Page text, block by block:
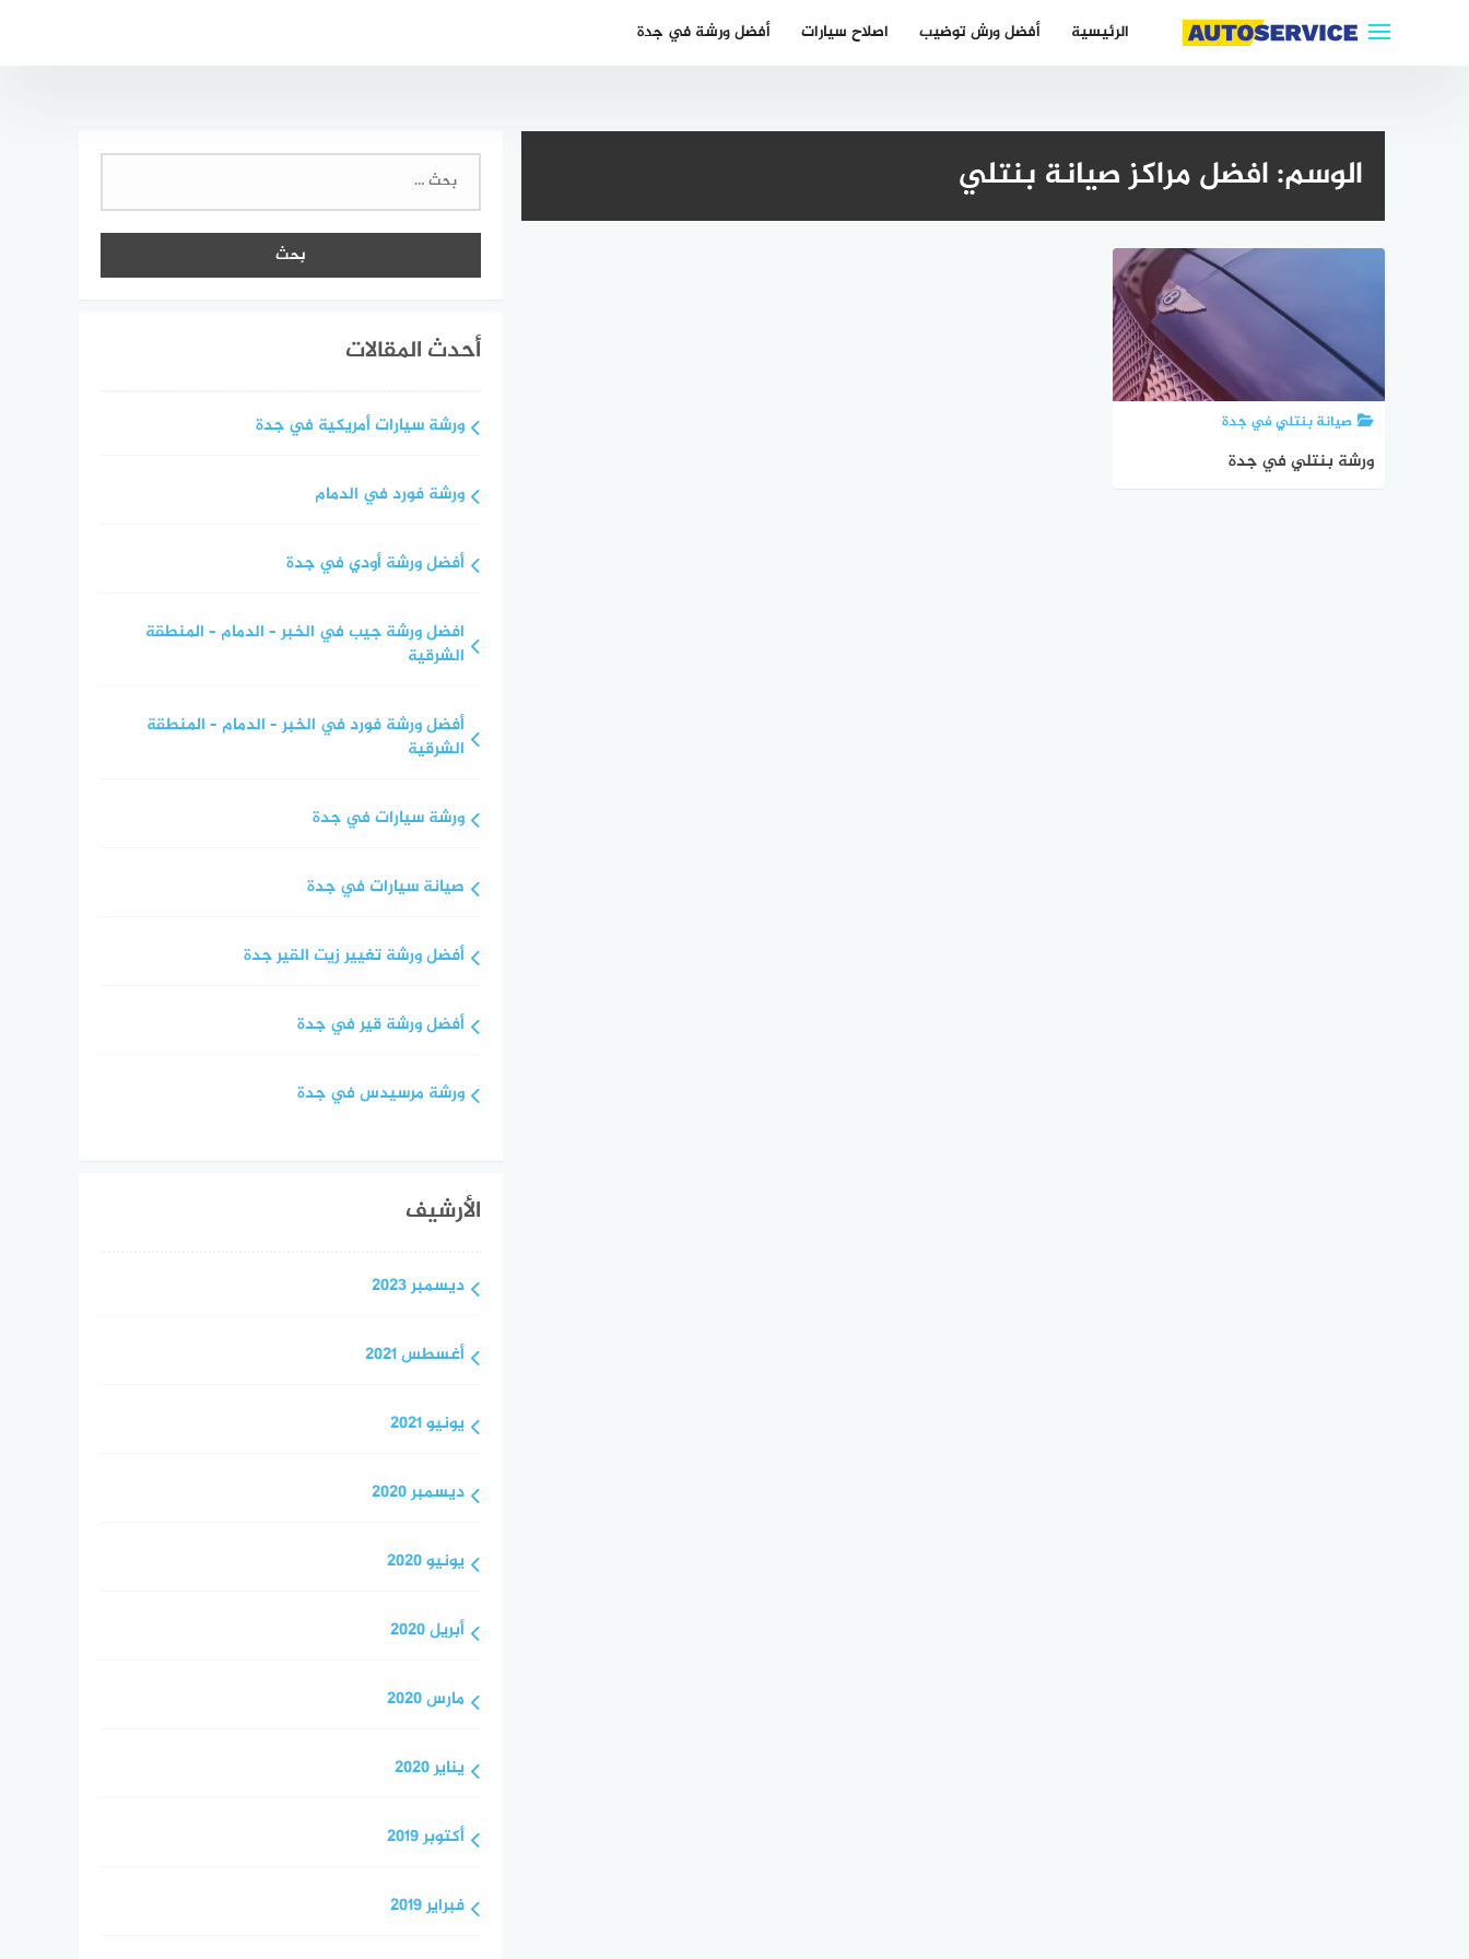
الرئيسية أفضل ورش توضيب اصلاح سيارات أفضل ورشة في جدة
الوسم:افضل مراكز صيانة بنتلي
صيانة بنتلي في جدة
ورشة بنتلي في جدة
البحث
أحدث المقالات
ورشة سيارات أمريكية في جدة
ورشة فورد في الدمام
أفضل ورشة أودي في جدة
افضل ورشة جيب في الخبر – الدمام – المنطقة
الشرقية
أفضل ورشة فورد في الخبر – الدمام – المنطقة
الشرقية
ورشة سيارات في جدة
صيانة سيارات في جدة
أفضل ورشة تغيير زيت القير جدة
أفضل ورشة قير في جدة
ورشة مرسيدس في جدة
الأرشيف
ديسمبر 2023
أغسطس 2021
يونيو 2021
ديسمبر 2020
يونيو 2020
أبريل 2020
مارس 2020
يناير 2020
أكتوبر 2019
فبراير 2019